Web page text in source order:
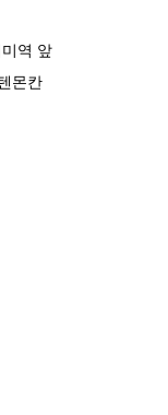
역 앞
몬칸